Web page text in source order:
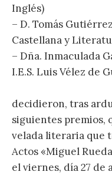
Inglés)
– D. Tomás
Castellana y
– Dña. Inmaculada
I.E.S. Luis Vélez de
decidieron, tras
siguientes premios,
velada literaria que
Actos «Miguel
el viernes, día 27 de